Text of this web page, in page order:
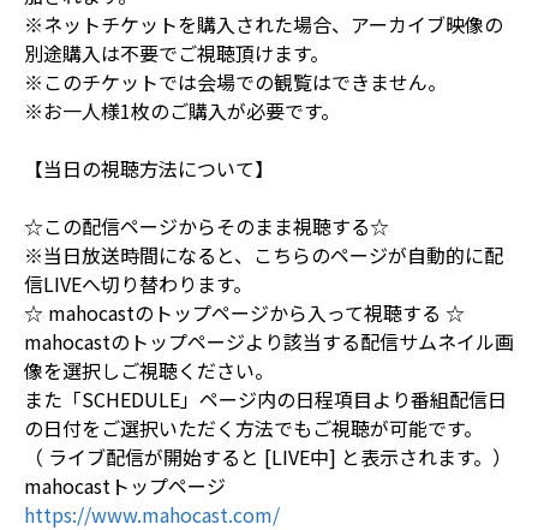
※ネットチケットを購入された場合、アーカイブ映像の
別途購入は不要でご視聴頂けます。
※このチケットでは会場での観覧はできません。
※お一人様1枚のご購入が必要です。
【当日の視聴方法について】
☆この配信ページからそのまま視聴する☆
※当日放送時間になると、こちらのページが自動的に配
信LIVEへ切り替わります。
☆ mahocastのトップページから入って視聴する ☆
mahocastのトップページより該当する配信サムネイル画
像を選択しご視聴ください。
また「SCHEDULE」ページ内の日程項目より番組配信日
の日付をご選択いただく方法でもご視聴が可能です。
（ ライブ配信が開始すると [LIVE中] と表示されます。）
mahocastトップページ
https://www.mahocast.com/